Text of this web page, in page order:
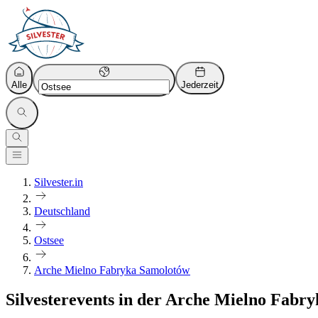
Alle Jederzeit
Silvester.in
Deutschland
Ostsee
Arche Mielno Fabryka Samolotów
Silvesterevents in der Arche Mielno